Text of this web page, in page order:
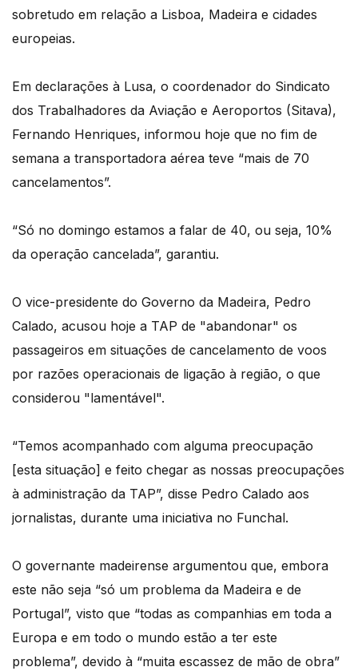
sobretudo em relação a Lisboa, Madeira e cidades
europeias.
Em declarações à Lusa, o coordenador do Sindicato
dos Trabalhadores da Aviação e Aeroportos (Sitava),
Fernando Henriques, informou hoje que no fim de
semana a transportadora aérea teve “mais de 70
cancelamentos”.
“Só no domingo estamos a falar de 40, ou seja, 10%
da operação cancelada”, garantiu.
O vice-presidente do Governo da Madeira, Pedro
Calado, acusou hoje a TAP de "abandonar" os
passageiros em situações de cancelamento de voos
por razões operacionais de ligação à região, o que
considerou "lamentável".
“Temos acompanhado com alguma preocupação
[esta situação] e feito chegar as nossas preocupações
à administração da TAP”, disse Pedro Calado aos
jornalistas, durante uma iniciativa no Funchal.
O governante madeirense argumentou que, embora
este não seja “só um problema da Madeira e de
Portugal”, visto que “todas as companhias em toda a
Europa e em todo o mundo estão a ter este
problema”, devido à “muita escassez de mão de obra”